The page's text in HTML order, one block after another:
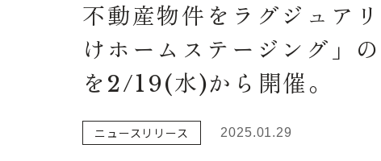
不動産物件をラグジュア
けホームステージング」
を2/19(水)から開催。
ニュースリリース 2025.01.29